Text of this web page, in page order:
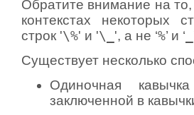
Обратите внимание на
контекстах некоторых
строк '\%' и '\_ ', а не ‘%’ и ‘
Существует несколько
Одиночная
заключенной в